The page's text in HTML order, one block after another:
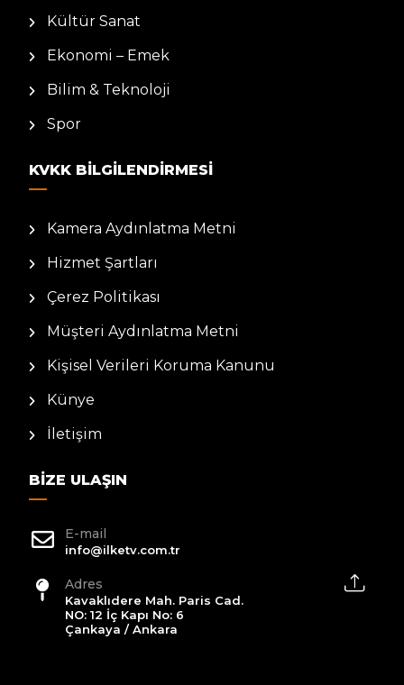
Kültür Sanat
Ekonomi – Emek
Bilim & Teknoloji
Spor
KVKK BILGILENDIRMESI
Kamera Aydınlatma Metni
Hizmet Şartları
Çerez Politikası
Müşteri Aydınlatma Metni
Kişisel Verileri Koruma Kanunu
Künye
İletişim
BIZE ULAŞIN
E-mail
info@ilketv.com.tr
Adres
Kavaklıdere Mah. Paris Cad.
NO: 12 İç Kapı No: 6
Çankaya / Ankara